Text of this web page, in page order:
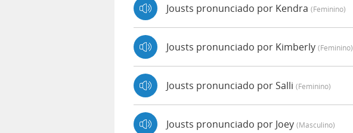
Jousts pronunciado por Kendra (feminino)
Jousts pronunciado por Kimberly (feminino)
Jousts pronunciado por Salli (feminino)
Jousts pronunciado por Joey (masculino)